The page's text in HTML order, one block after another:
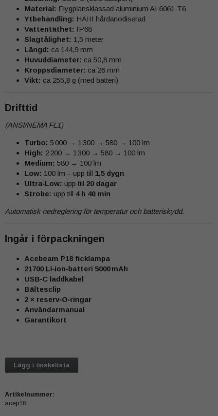
Material: Flygplansklassad aluminium AL6061‑T6
Ytbehandling: HAIII hårdanodiserad
Vattentäthet: IP68
Slagtålighet: 1,5 meter
Längd: ca 144,9 mm
Huvuddiameter: ca 50,8 mm
Kroppsdiameter: ca 26 mm
Vikt: ca 255,8 g (med batteri)
Drifttid
(ANSI/NEMA FL1)
Turbo: 5 000 → 1 300 → 580 → 100 lm
High: 2 200 → 1 300 → 580 → 100 lm
Medium: 580 → 100 lm
Low: 100 lm – upp till 1,5 dygn
Ultra‑Low: upp till 20 dagar
Strobe: upp till 4 h 40 min
Automatisk nedreglering för temperatur och batteriskydd.
Ingår i förpackningen
Acebeam P18 ficklampa
21700 Li‑ion‑batteri 5000 mAh
USB‑C laddkabel
Bältesclip
2 × reserv‑O‑ringar
Användarmanual
Garantikort
Lägg i önskelista
Artikelnummer:
acep18